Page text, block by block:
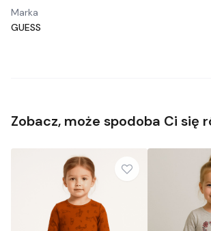
Marka
GUESS
Zobacz, może spodoba Ci się